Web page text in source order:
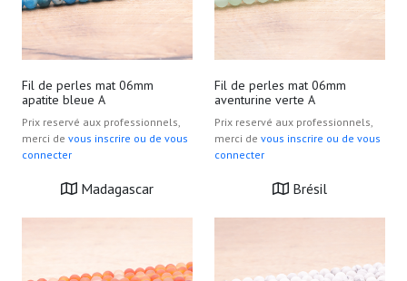
Fil de perles mat 06mm
apatite bleue A
Prix reservé aux professionnels,
merci de vous inscrire ou de vous
connecter
Madagascar
Fil de perles mat 06mm
aventurine verte A
Prix reservé aux professionnels,
merci de vous inscrire ou de vous
connecter
Brésil